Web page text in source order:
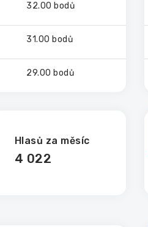
32.00 bodů
31.00 bodů
29.00 bodů
Hlasů za měsíc
4 022